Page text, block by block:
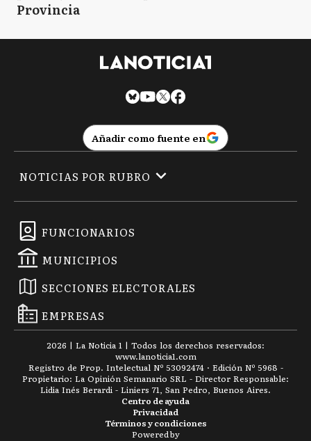
Provincia
Añadir como fuente en
FUNCIONARIOS
MUNICIPIOS
SECCIONES ELECTORALES
EMPRESAS
NOTICIAS POR RUBRO
2026 | La Noticia 1 | Todos los derechos reservados:
www.lanoticia1.com
Registro de Prop. Intelectual Nº 53092474 · Edición Nº 5968 -
Propietario: La Opinión Semanario SRL - Director Responsable:
Lidia Inés Berardi - Liniers 71, San Pedro, Buenos Aires.
Términos y condiciones
Privacidad
Centro de ayuda
Powered by